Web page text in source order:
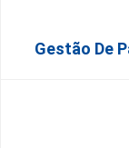
Gestão De